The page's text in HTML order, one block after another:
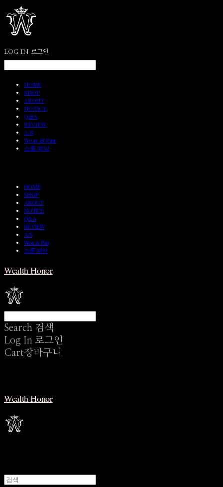
LOG IN 로그인
HOME
SHOP
ABOUT
NOTICE
Q&A
REVIEW
A/S
Wear & Pair
쇼룸 예약
HOME
SHOP
ABOUT
NOTICE
Q&A
REVIEW
A/S
Wear & Pair
쇼룸 예약
Wealth Honor
Search 검색
Log In 로그인
Cart장바구니
Wealth Honor